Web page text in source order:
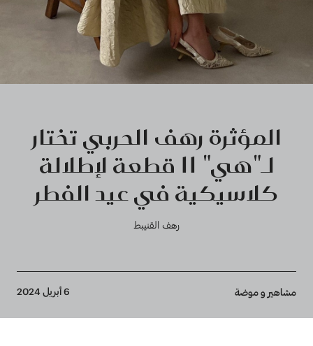
المؤثرة رهف الحربي تختار
لـ"هي" 11 قطعة لإطلالة
كلاسيكية في عيد الفطر
رهف القنيبط
Breadcrumb
مشاهير و موضة 6 أبريل 2024